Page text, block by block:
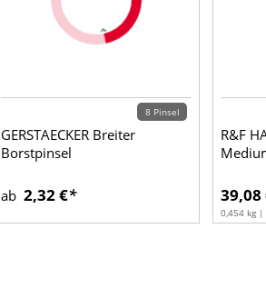
8 Pinsel
GERSTAECKER Breiter
Borstpinsel
ab 2,32 €
R&F
39,08
0,454 kg |